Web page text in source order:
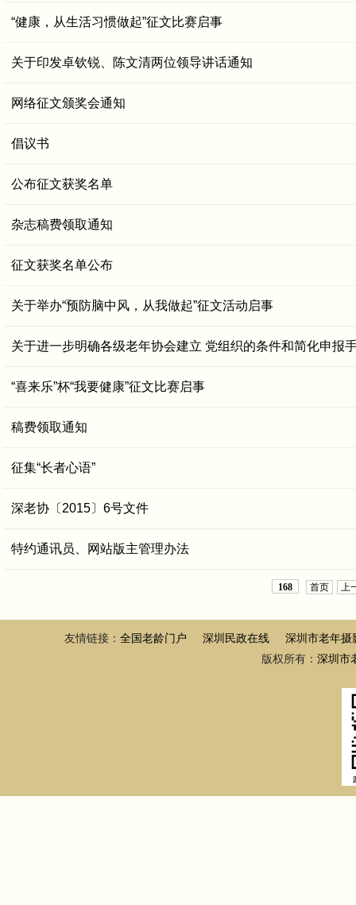
“健康，从生活习惯做起”征文比赛启事
关于印发卓钦锐、陈文清两位领导讲话通知
网络征文颁奖会通知
倡议书
公布征文获奖名单
杂志稿费领取通知
征文获奖名单公布
关于举办“预防脑中风，从我做起”征文活动启事
关于进一步明确各级老年协会建立 党组织的条件和简化申报
“喜来乐”杯“我要健康”征文比赛启事
稿费领取通知
征集“长者心语”
深老协〔2015〕6号文件
特约通讯员、网站版主管理办法
168 首页 上
友情链接： 全国老龄门户 深圳民政在线
深圳市老年摄
版权所有： 深圳市